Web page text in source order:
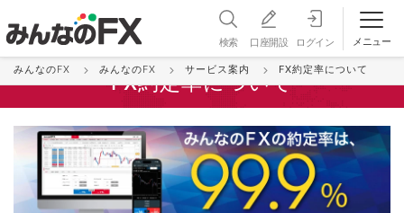
検索 口座開設 ログイン メニュー
FX約定率について
みんなのFX みんなのFX サービス案内 FX約定率について